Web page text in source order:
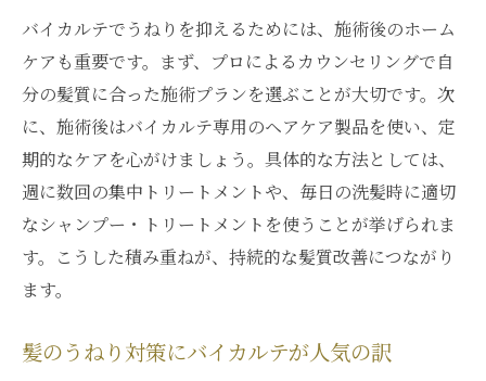
バイカルテでうねりを抑えるためには、施術後のホーム
ケアも重要です。まず、プロによるカウンセリングで自
分の髪質に合った施術プランを選ぶことが大切です。次
に、施術後はバイカルテ専用のヘアケア製品を使い、定
期的なケアを心がけましょう。具体的な方法としては、
週に数回の集中トリートメントや、毎日の洗髪時に適切
なシャンプー・トリートメントを使うことが挙げられま
す。こうした積み重ねが、持続的な髪質改善につながり
ます。
髪のうねり対策にバイカルテが人気の訳